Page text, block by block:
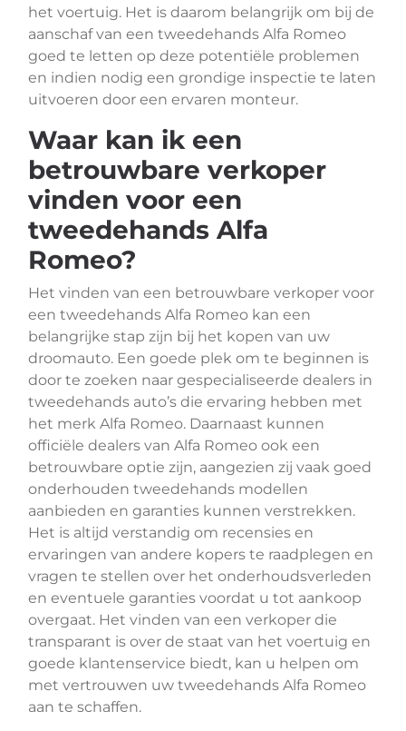
het voertuig. Het is daarom belangrijk om bij de
aanschaf van een tweedehands Alfa Romeo
goed te letten op deze potentiële problemen
en indien nodig een grondige inspectie te laten
uitvoeren door een ervaren monteur.
Waar kan ik een
betrouwbare verkoper
vinden voor een
tweedehands Alfa
Romeo?
Het vinden van een betrouwbare verkoper voor
een tweedehands Alfa Romeo kan een
belangrijke stap zijn bij het kopen van uw
droomauto. Een goede plek om te beginnen is
door te zoeken naar gespecialiseerde dealers in
tweedehands auto’s die ervaring hebben met
het merk Alfa Romeo. Daarnaast kunnen
officiële dealers van Alfa Romeo ook een
betrouwbare optie zijn, aangezien zij vaak goed
onderhouden tweedehands modellen
aanbieden en garanties kunnen verstrekken.
Het is altijd verstandig om recensies en
ervaringen van andere kopers te raadplegen en
vragen te stellen over het onderhoudsverleden
en eventuele garanties voordat u tot aankoop
overgaat. Het vinden van een verkoper die
transparant is over de staat van het voertuig en
goede klantenservice biedt, kan u helpen om
met vertrouwen uw tweedehands Alfa Romeo
aan te schaffen.